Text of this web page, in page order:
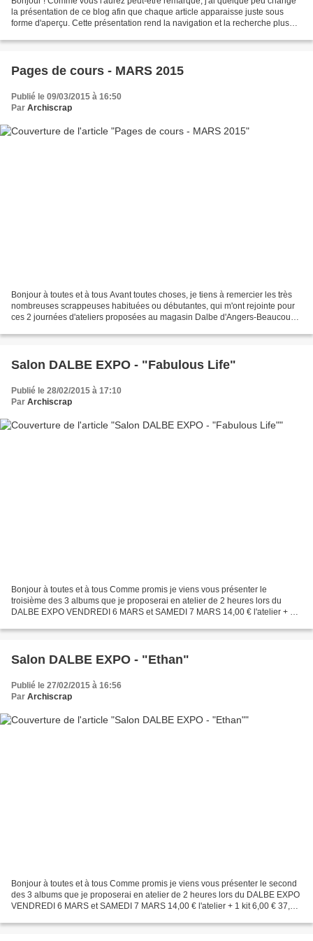
la présentation de ce blog afin que chaque article apparaisse juste sous
forme d'aperçu. Cette présentation rend la navigation et la recherche plus
Pages de cours - MARS 2015
Publié le 09/03/2015 à 16:50
Par Archiscrap
Bonjour à toutes et à tous Avant toutes choses, je tiens à remercier les très
nombreuses scrappeuses habituées ou débutantes, qui m'ont rejointe pour
ces 2 journées d'ateliers proposées au magasin Dalbe d'Angers-Beaucouzé
Salon DALBE EXPO - "Fabulous Life"
Publié le 28/02/2015 à 17:10
Par Archiscrap
Bonjour à toutes et à tous Comme promis je viens vous présenter le
troisième des 3 albums que je proposerai en atelier de 2 heures lors du
DALBE EXPO VENDREDI 6 MARS et SAMEDI 7 MARS 14,00 € l'atelier + 1
Salon DALBE EXPO - "Ethan"
Publié le 27/02/2015 à 16:56
Par Archiscrap
Bonjour à toutes et à tous Comme promis je viens vous présenter le second
des 3 albums que je proposerai en atelier de 2 heures lors du DALBE EXPO
VENDREDI 6 MARS et SAMEDI 7 MARS 14,00 € l'atelier + 1 kit 6,00 € 37,00